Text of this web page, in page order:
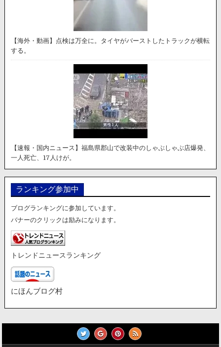
【海外・動画】点検は万全に。タイヤがバーストしたトラックが横転
する。
【速報・国内ニュース】福島県郡山で改装中のしゃぶしゃぶ店爆発、
一人死亡、17人けが。
ランキング参加中
ブログランキングに参加しています。
バナーのクリックは励みになります。
トレンドニュースランキング
にほんブログ村